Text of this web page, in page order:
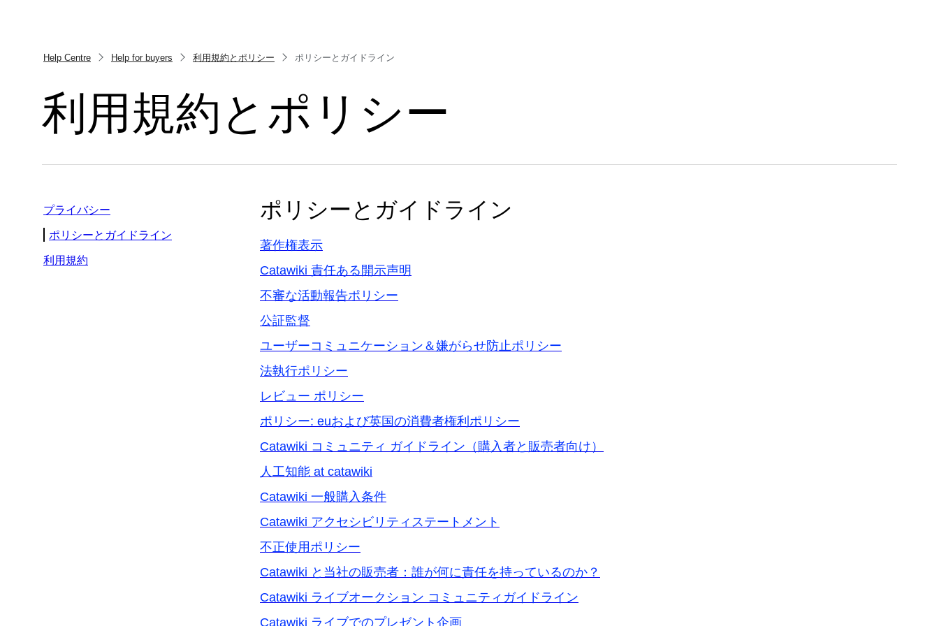
Help Centre Help for buyers 利用規約とポリシー ポリシーとガイドライン
利用規約とポリシー
プライバシー
ポリシーとガイドライン
利用規約
ポリシーとガイドライン
著作権表示
Catawiki 責任ある開示声明
不審な活動報告ポリシー
公証監督
ユーザーコミュニケーション＆嫌がらせ防止ポリシー
法執行ポリシー
レビュー ポリシー
ポリシー: euおよび英国の消費者権利ポリシー
Catawiki コミュニティ ガイドライン（購入者と販売者向け）
人工知能 at catawiki
Catawiki 一般購入条件
Catawiki アクセシビリティステートメント
不正使用ポリシー
Catawiki と当社の販売者：誰が何に責任を持っているのか？
Catawiki ライブオークション コミュニティガイドライン
Catawiki ライブでのプレゼント企画